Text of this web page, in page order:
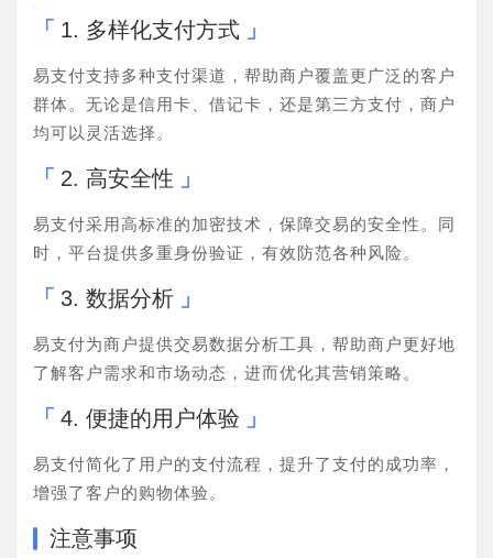
1. 多样化支付方式
易支付支持多种支付渠道，帮助商户覆盖更广泛的客户
群体。无论是信用卡、借记卡，还是第三方支付，商户
均可以灵活选择。
2. 高安全性
易支付采用高标准的加密技术，保障交易的安全性。同
时，平台提供多重身份验证，有效防范各种风险。
3. 数据分析
易支付为商户提供交易数据分析工具，帮助商户更好地
了解客户需求和市场动态，进而优化其营销策略。
4. 便捷的用户体验
易支付简化了用户的支付流程，提升了支付的成功率，
增强了客户的购物体验。
注意事项